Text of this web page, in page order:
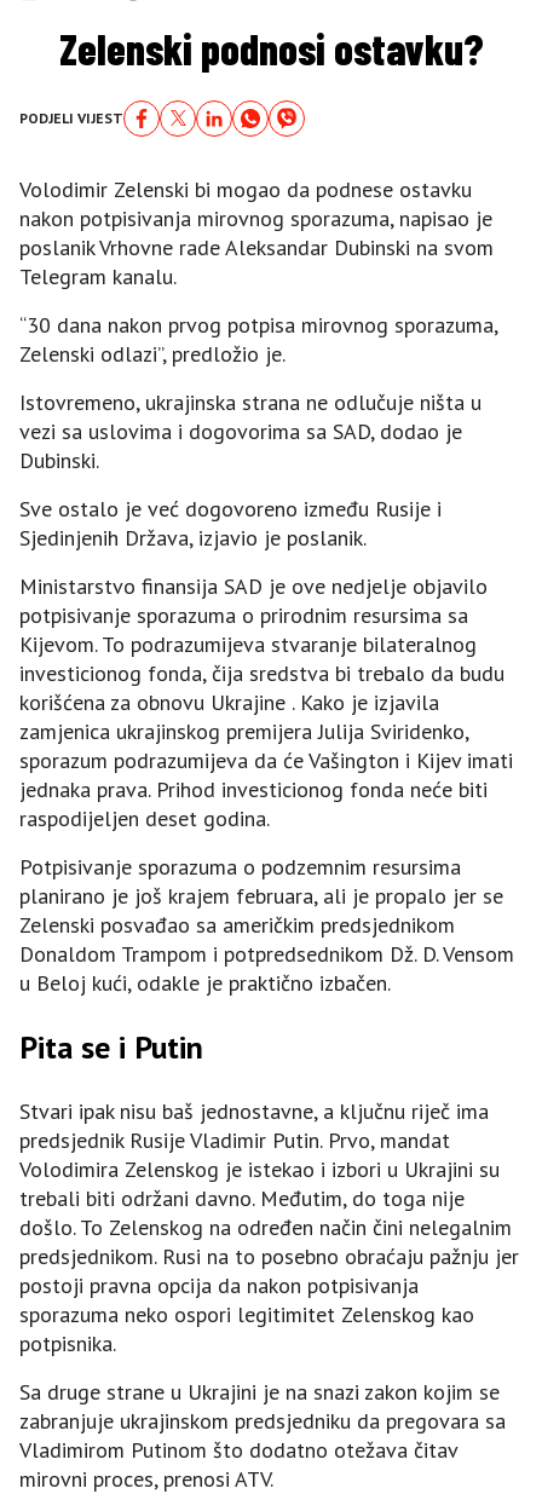
Zelenski podnosi ostavku?
PODJELI VIJEST
Volodimir Zelenski bi mogao da podnese ostavku
nakon potpisivanja mirovnog sporazuma, napisao je
poslanik Vrhovne rade Aleksandar Dubinski na svom
Telegram kanalu.
“30 dana nakon prvog potpisa mirovnog sporazuma,
Zelenski odlazi”, predložio je.
Istovremeno, ukrajinska strana ne odlučuje ništa u
vezi sa uslovima i dogovorima sa SAD, dodao je
Dubinski.
Sve ostalo je već dogovoreno između Rusije i
Sjedinjenih Država, izjavio je poslanik.
Ministarstvo finansija SAD je ove nedjelje objavilo
potpisivanje sporazuma o prirodnim resursima sa
Kijevom. To podrazumijeva stvaranje bilateralnog
investicionog fonda, čija sredstva bi trebalo da budu
korišćena za obnovu Ukrajine . Kako je izjavila
zamjenica ukrajinskog premijera Julija Sviridenko,
sporazum podrazumijeva da će Vašington i Kijev imati
jednaka prava. Prihod investicionog fonda neće biti
raspodijeljen deset godina.
Potpisivanje sporazuma o podzemnim resursima
planirano je još krajem februara, ali je propalo jer se
Zelenski posvađao sa američkim predsjednikom
Donaldom Trampom i potpredsednikom Dž. D. Vensom
u Beloj kući, odakle je praktično izbačen.
Pita se i Putin
Stvari ipak nisu baš jednostavne, a ključnu riječ ima
predsjednik Rusije Vladimir Putin. Prvo, mandat
Volodimira Zelenskog je istekao i izbori u Ukrajini su
trebali biti održani davno. Međutim, do toga nije
došlo. To Zelenskog na određen način čini nelegalnim
predsjednikom. Rusi na to posebno obraćaju pažnju jer
postoji pravna opcija da nakon potpisivanja
sporazuma neko ospori legitimitet Zelenskog kao
potpisnika.
Sa druge strane u Ukrajini je na snazi zakon kojim se
zabranjuje ukrajinskom predsjedniku da pregovara sa
Vladimirom Putinom što dodatno otežava čitav
mirovni proces, prenosi ATV.